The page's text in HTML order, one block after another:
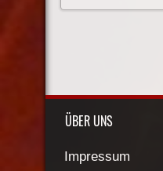
ÜBER UNS
Impressum